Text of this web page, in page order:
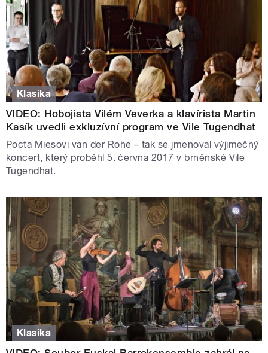
Klasika
VIDEO: Hobojista Vilém Veverka a klavírista Martin
Kasík uvedli exkluzívní program ve Vile Tugendhat
Pocta Miesovi van der Rohe – tak se jmenoval výjimečný
koncert, který proběhl 5. června 2017 v brněnské Vile
Tugendhat.
Klasika